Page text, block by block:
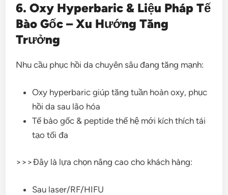
6. Oxy Hyperbaric & Liệu Pháp Tế
Bào Gốc – Xu Hướng Tăng
Trưởng
Nhu cầu phục hồi da chuyên sâu đang tăng mạnh:
Oxy hyperbaric giúp tăng tuần hoàn oxy, phục
hồi da sau lão hóa
Tế bào gốc & peptide thế hệ mới kích thích tái
tạo tối đa
>>>Đây là lựa chọn nâng cao cho khách hàng:
Sau laser/RF/HIFU